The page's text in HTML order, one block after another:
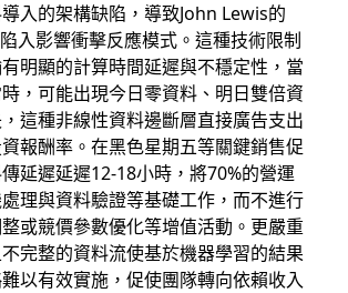
入的架構缺陷，導致John Lewis的
入影響衝擊反應模式。這種技術限制
明顯的計算時間延遲與不穩定性，當
，可能出現今日零資料、明日雙倍資
這種非線性資料邊斷層直接廣告支出
報酬率。在黑色星期五等關鍵銷售促
延遲延遲12-18小時，將70%的營運
理與資料驗證等基礎工作，而不進行
或競價參數優化等增值活動。更嚴重
完整的資料流使基於機器學習的結果
以有效實施，促使團隊轉向依賴收入